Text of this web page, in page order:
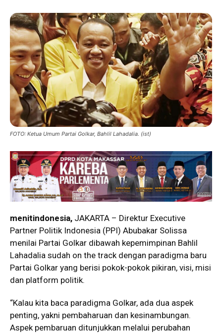
FOTO: Ketua Umum Partai Golkar, Bahlil Lahadalia. (ist)
menitindonesia, JAKARTA – Direktur Executive
Partner Politik Indonesia (PPI) Abubakar Solissa
menilai Partai Golkar dibawah kepemimpinan Bahlil
Lahadalia sudah on the track dengan paradigma baru
Partai Golkar yang berisi pokok-pokok pikiran, visi, misi
dan platform politik.
“Kalau kita baca paradigma Golkar, ada dua aspek
penting, yakni pembaharuan dan kesinambungan.
Aspek pembaruan ditunjukkan melalui perubahan